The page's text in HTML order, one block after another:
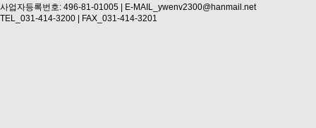
사업자등록번호: 496-81-01005 | E-MAIL_ywenv2300@hanmail.net
TEL_031-414-3200 | FAX_031-414-3201